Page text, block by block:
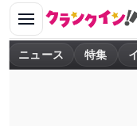
ニュース 特集